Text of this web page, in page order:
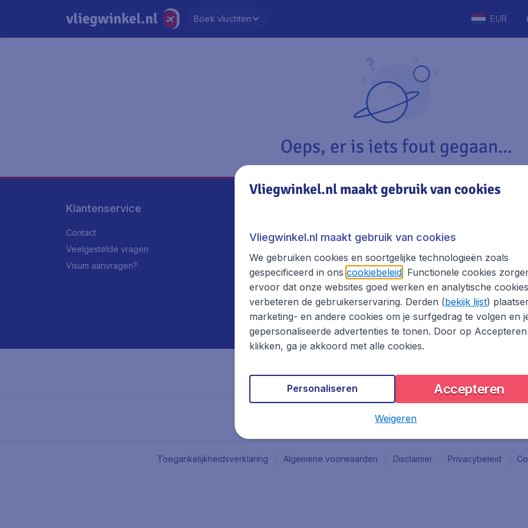
Boek vluchten EUR
Oeps, er is iets fout gegaan...
Klantenservice
Contact
Veelgestelde vragen
Visum aanvragen?
Over Vliegwinkel.nl
Reisgids
Toegankelijkheidsverklaring Algemene voorwaarden Disclaimer Privacybeleid
Vliegwinkel.nl maakt gebruik van cookies
Vliegwinkel.nl maakt gebruik van cookies
We gebruiken cookies en soortgelijke technologieën zoals
gespecificeerd in ons cookiebeleid. Functionele cookies
ervoor dat onze websites goed werken en analytische cookies
verbeteren de gebruikerservaring. Derden (bekijk lijst)
marketing- en andere cookies om je surfgedrag te volgen en
gepersonaliseerde advertenties te tonen. Door op
klikken, ga je akkoord met alle cookies.
Accepteren
Personaliseren
Weigeren